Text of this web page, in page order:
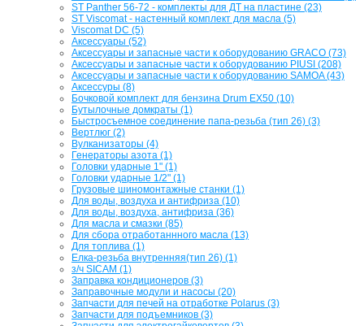
ST Panther 56-72 - комплекты для ДТ на пластине (23)
ST Viscomat - настенный комплект для масла (5)
Viscomat DC (5)
Аксессуары (52)
Аксессуары и запасные части к оборудованию GRACO (73)
Аксессуары и запасные части к оборудованию PIUSI (208)
Аксессуары и запасные части к оборудованию SAMOA (43)
Аксессуры (8)
Бочковой комплект для бензина Drum EX50 (10)
Бутылочные домкраты (1)
Быстросъемное соединение папа-резьба (тип 26) (3)
Вертлюг (2)
Вулканизаторы (4)
Генераторы азота (1)
Головки ударные 1" (1)
Головки ударные 1/2" (1)
Грузовые шиномонтажные станки (1)
Для воды, воздуха и антифриза (10)
Для воды, воздуха, антифриза (36)
Для масла и смазки (85)
Для сбора отработаннного масла (13)
Для топлива (1)
Елка-резьба внутренняя(тип 26) (1)
з/ч SICAM (1)
Заправка кондиционеров (3)
Заправочные модули и насосы (20)
Запчасти для печей на отработке Polarus (3)
Запчасти для подъемников (3)